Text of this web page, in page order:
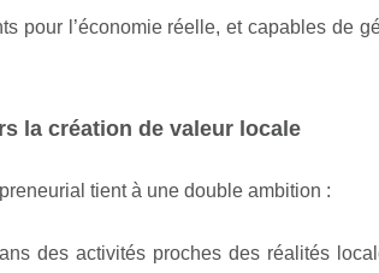
pour l’économie réelle, et capables de
la création de valeur locale
tient à une double ambition :
des activités proches des réalités